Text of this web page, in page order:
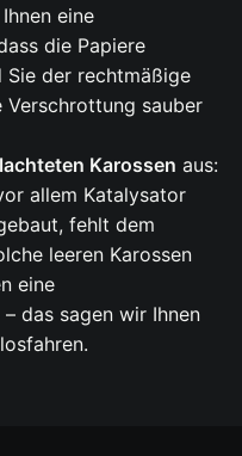
eine
die Papiere
Sie der rechtmäßige
Verschrottung sauber
Karossen aus:
allem Katalysator
fehlt dem
leeren Karossen
eine
das sagen wir Ihnen